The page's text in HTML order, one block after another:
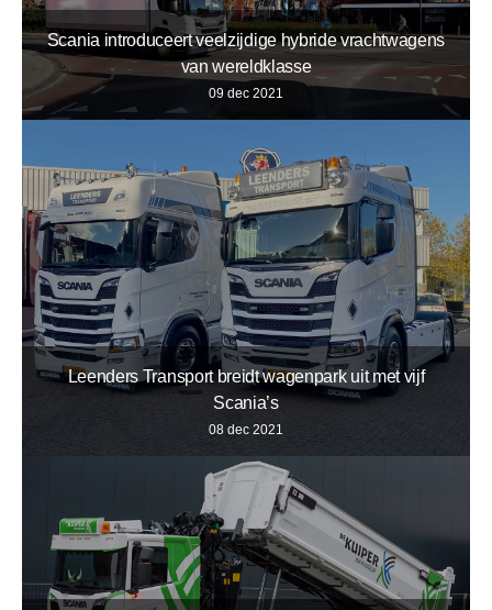
Scania introduceert veelzijdige hybride vrachtwagens
van wereldklasse
09 dec 2021
Leenders Transport breidt wagenpark uit met vijf
Scania’s
08 dec 2021